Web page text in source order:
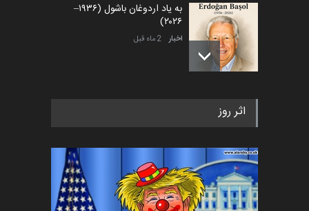
به یاد اردوغان باشول (۱۹۳۶–
۲۰۲۶)
اخبار 2 ماه قبل
رویداد کارگاهی کارتون و پوستر
اخبار 5 ماه قبل
فراخوان رویداد کارگاهی کارتون و
پوستر "ایران سربل…
اثر روز